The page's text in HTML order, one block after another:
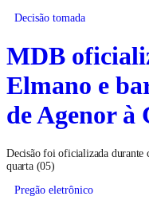
Decisão tomada
MDB
Elmano e
de Agenor à
Decisão foi oficializada durante
quarta (05)
Pregão eletrônico